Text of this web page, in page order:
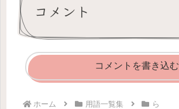
コメント
コメントを書き込む
ホーム 用語一覧集 ら